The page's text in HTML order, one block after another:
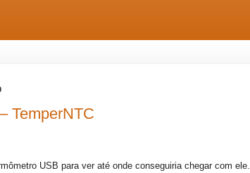
TemperNTC
USB para ver até onde conseguiria chegar com ele.